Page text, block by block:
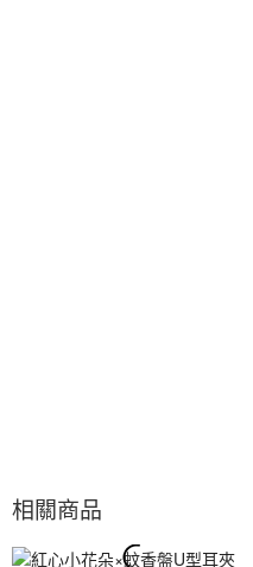
相關商品